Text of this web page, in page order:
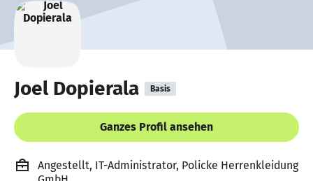
Joel Dopierala Basis
Ganzes Profil ansehen
Angestellt, IT-Administrator, Policke Herrenkleidung